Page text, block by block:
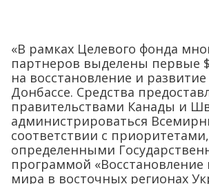
«В рамках Целевого фонда
партнеров выделены первые
на восстановление и
Донбассе. Средства
правительствами Канады и
администрироваться
соответствии с приоритетами,
определенными
программой «Восстановление
мира в восточных регионах